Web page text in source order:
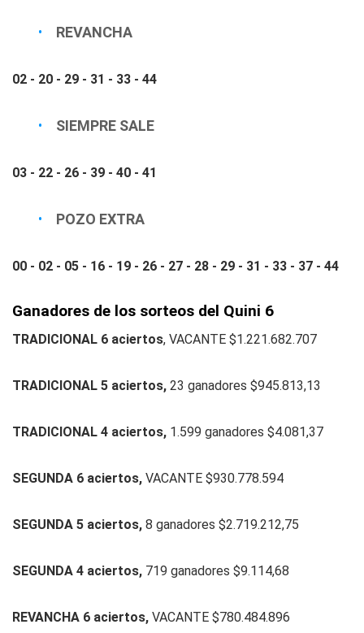
REVANCHA
02 - 20 - 29 - 31 - 33 - 44
SIEMPRE SALE
03 - 22 - 26 - 39 - 40 - 41
POZO EXTRA
00 - 02 - 05 - 16 - 19 - 26 - 27 - 28 - 29 - 31 - 33 - 37 - 44
Ganadores de los sorteos del Quini 6
TRADICIONAL 6 aciertos, VACANTE $1.221.682.707
TRADICIONAL 5 aciertos, 23 ganadores $945.813,13
TRADICIONAL 4 aciertos, 1.599 ganadores $4.081,37
SEGUNDA 6 aciertos, VACANTE $930.778.594
SEGUNDA 5 aciertos, 8 ganadores $2.719.212,75
SEGUNDA 4 aciertos, 719 ganadores $9.114,68
REVANCHA 6 aciertos, VACANTE $780.484.896